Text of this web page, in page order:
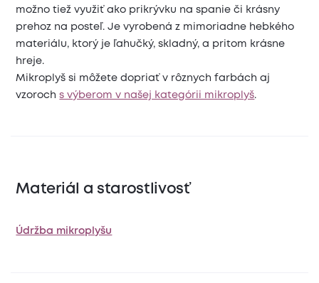
možno tiež využiť ako prikrývku na spanie či krásny
prehoz na posteľ. Je vyrobená z mimoriadne hebkého
materiálu, ktorý je ľahučký, skladný, a pritom krásne
hreje.
Mikroplyš si môžete dopriať v rôznych farbách aj
vzorochs výberom v našej kategórii mikroplyš.
Materiál a starostlivosť
Údržba mikroplyšu